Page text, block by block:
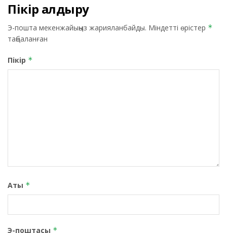
Пікір қалдыру
Э-пошта мекенжайыңыз жарияланбайды. Міндетті өрістер *
таңбаланған
Пікір *
Аты *
Э-поштасы *